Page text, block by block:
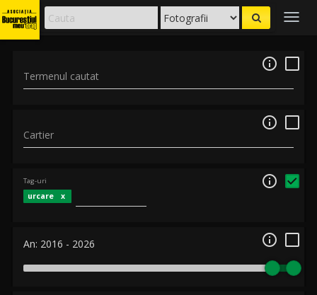
Termenul cautat

Cartier

urcare
Tag-uri 
An: 2016 - 2026 